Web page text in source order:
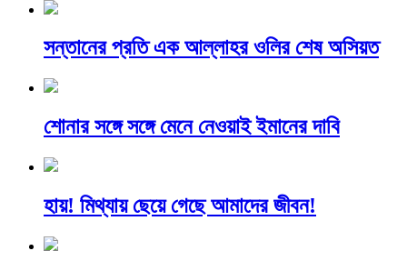
সন্তানের প্রতি এক আল্লাহর ওলির শেষ অসিয়ত
শোনার সঙ্গে সঙ্গে মেনে নেওয়াই ইমানের দাবি
হায়! মিথ্যায় ছেয়ে গেছে আমাদের জীবন!